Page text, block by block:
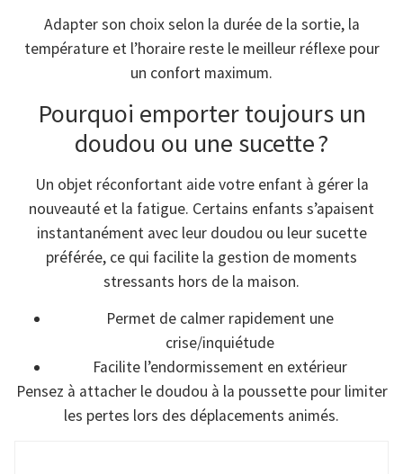
Adapter son choix selon la durée de la sortie, la
température et l’horaire reste le meilleur réflexe pour
un confort maximum.
Pourquoi emporter toujours un
doudou ou une sucette ?
Un objet réconfortant aide votre enfant à gérer la
nouveauté et la fatigue. Certains enfants s’apaisent
instantanément avec leur doudou ou leur sucette
préférée, ce qui facilite la gestion de moments
stressants hors de la maison.
Permet de calmer rapidement une
crise/inquiétude
Facilite l’endormissement en extérieur
Pensez à attacher le doudou à la poussette pour limiter
les pertes lors des déplacements animés.